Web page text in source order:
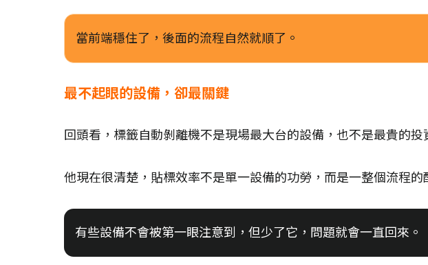
當前端穩住了，後面的流程自然就順了。
最不起眼的設備，卻最關鍵
回頭看，標籤自動剝離機不是現場最大台的設備，也不是最貴的
他現在很清楚，貼標效率不是單一設備的功勞，而是一整個流程的
有些設備不會被第一眼注意到，但少了它，問題就會一直回來。